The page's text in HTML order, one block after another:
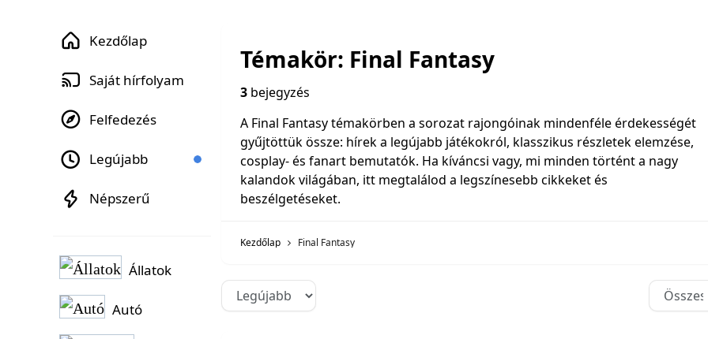
Témakör: Final Fantasy
3 bejegyzés
A Final Fantasy témakörben a sorozat rajongóinak mindenféle érdekességét
gyűjtöttük össze: hírek a legújabb játékokról, klasszikus részletek elemzése,
cosplay- és fanart bemutatók. Ha kíváncsi vagy, mi minden történt a nagy
kalandok világában, itt megtalálod a legszínesebb cikkeket és
beszélgetéseket.
Kezdőlap Final Fantasy
Kezdőlap
Saját hírfolyam
Felfedezés
Legújabb
Népszerű
Állatok
Autó